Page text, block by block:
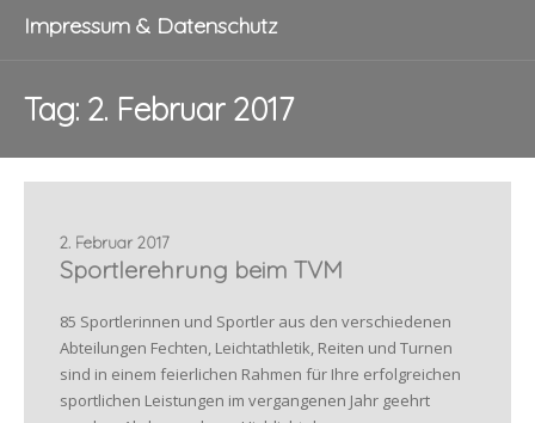
Impressum & Datenschutz
Tag: 2. Februar 2017
2. Februar 2017
Sportlerehrung beim TVM
85 Sportlerinnen und Sportler aus den verschiedenen
Abteilungen Fechten, Leichtathletik, Reiten und Turnen
sind in einem feierlichen Rahmen für Ihre erfolgreichen
sportlichen Leistungen im vergangenen Jahr geehrt